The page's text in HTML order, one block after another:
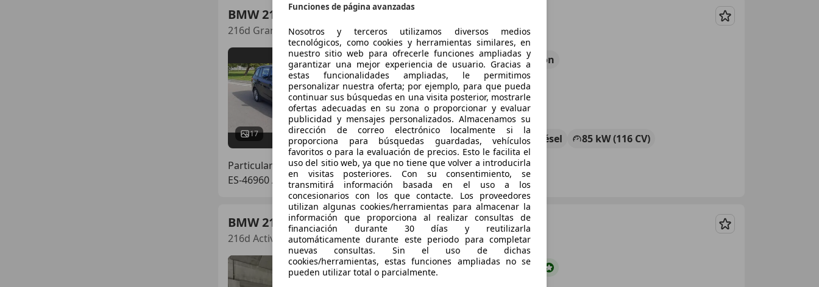
BMW 216
216d Gran Tourer
Guardar
17
€ 8.000 Sincomparación
09/2017 185.651 km Diésel
85 kW (116 CV)
Particular
ES-46960 Aldaia
BMW 216
216d Active Tourer Business
Guardar
€ 11.500 Súper oferta
Funciones de página avanzadas
Nosotros y terceros utilizamos diversos medios
tecnológicos, como cookies y herramientas similares, en
nuestro sitio web para ofrecerle funciones ampliadas y
garantizar una mejor experiencia de usuario. Gracias a
estas funcionalidades ampliadas, le permitimos
personalizar nuestra oferta; por ejemplo, para que pueda
continuar sus búsquedas en una visita posterior, mostrarle
ofertas adecuadas en su zona o proporcionar y evaluar
publicidad y mensajes personalizados. Almacenamos su
dirección de correo electrónico localmente si la
proporciona para búsquedas guardadas, vehículos
favoritos o para la evaluación de precios. Esto le facilita el
uso del sitio web, ya que no tiene que volver a introducirla
en visitas posteriores. Con su consentimiento, se
transmitirá información basada en el uso a los
concesionarios con los que contacte. Los proveedores
utilizan algunas cookies/herramientas para almacenar la
información que proporciona al realizar consultas de
financiación durante 30 días y reutilizarla
automáticamente durante este periodo para completar
nuevas consultas. Sin el uso de dichas
cookies/herramientas, estas funciones ampliadas no se
pueden utilizar total o parcialmente.